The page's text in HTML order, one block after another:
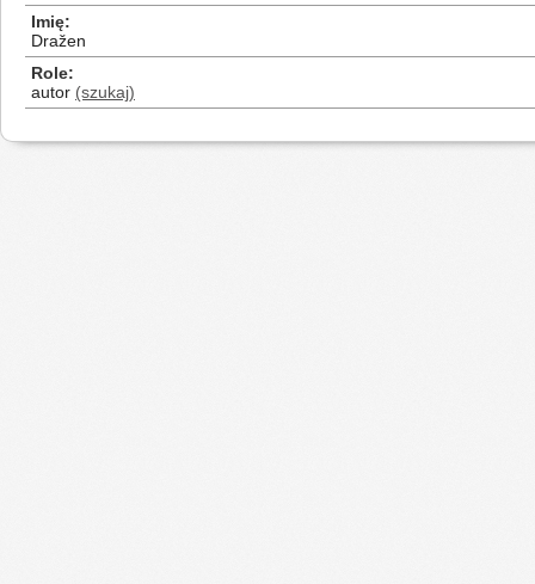
Imię
Dražen
Role
autor (szukaj)